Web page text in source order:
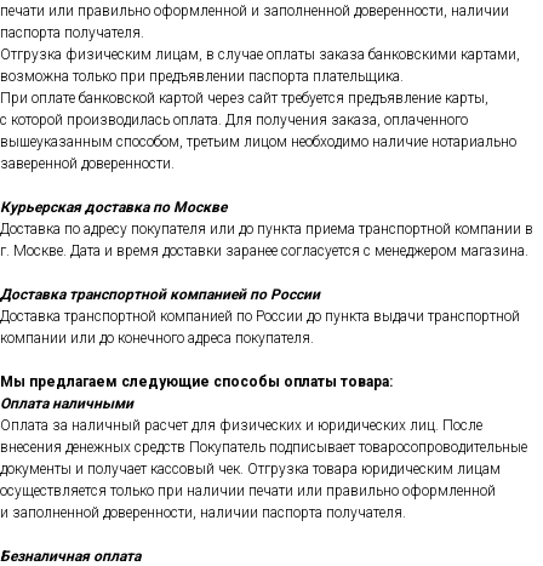
печати или правильно оформленной и заполненной доверенности, наличии
паспорта получателя.
Отгрузка физическим лицам, в случае оплаты заказа банковскими картами,
возможна только при предъявлении паспорта плательщика.
При оплате банковской картой через сайт требуется предъявление карты,
с которой производилась оплата. Для получения заказа, оплаченного
вышеуказанным способом, третьим лицом необходимо наличие нотариально
заверенной доверенности.
Курьерская доставка по Москве
Доставка по адресу покупателя или до пункта приема транспортной компании в
г. Москве. Дата и время доставки заранее согласуется с менеджером магазина.
Доставка транспортной компанией по России
Доставка транспортной компанией по России до пункта выдачи транспортной
компании или до конечного адреса покупателя.
Мы предлагаем следующие способы оплаты товара:
Оплата наличными
Оплата за наличный расчет для физических и юридических лиц. После
внесения денежных средств Покупатель подписывает товаросопроводительные
документы и получает кассовый чек. Отгрузка товара юридическим лицам
осуществляется только при наличии печати или правильно оформленной
и заполненной доверенности, наличии паспорта получателя.
Безналичная оплата